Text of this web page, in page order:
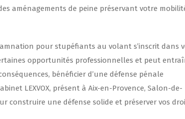
aménagements de peine préservant votre
pour stupéfiants au volant s’inscrit dans
opportunités professionnelles et peut
bénéficier d’une défense pénale
LEXVOX, présent à Aix-en-Provence, Salon-de-
construire une défense solide et préserver vos